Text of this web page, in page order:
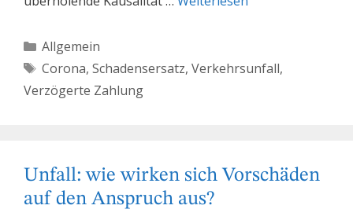
Kategorien
Allgemein
Schlagwörter
Corona, Schadensersatz, Verkehrsunfall,
Verzögerte Zahlung
Unfall: wie wirken sich Vorschäden
auf den Anspruch aus?